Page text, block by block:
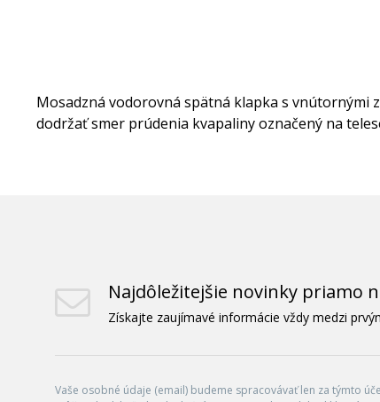
Mosadzná vodorovná spätná klapka s vnútornými
dodržať smer prúdenia kvapaliny označený na
Najdôležitejšie novinky priamo
Získajte zaujímavé informácie vždy medzi
Vaše osobné údaje (email) budeme spracovávať len za týmto